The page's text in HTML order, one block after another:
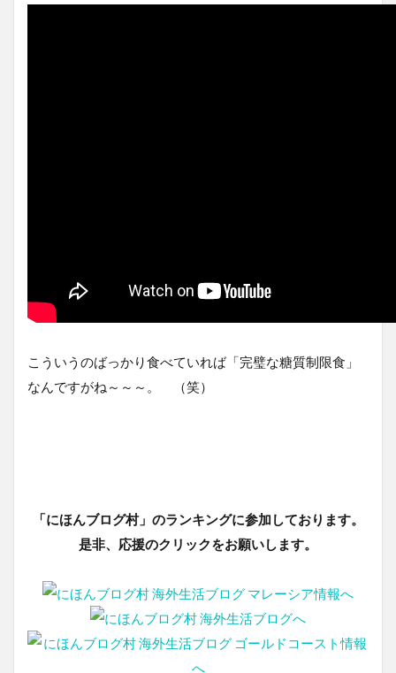
こういうのばっかり食べていれば「完璧な糖質制限食」
なんですがね～～～。 （笑）
「にほんブログ村」のランキングに参加しております。
是非、応援のクリックをお願いします。